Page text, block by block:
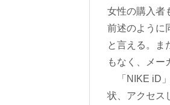
女性の購入者
前述のように
と言える。ま
もなく、メー
「NIKE iD」
状、アクセス